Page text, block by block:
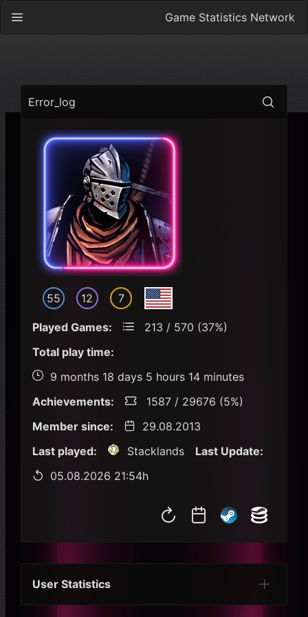
Game Statistics Network
Error_log
55 12 7
Played Games:
213 / 570 (37%)
Total play time:
9 months 18 days 5 hours 14 minutes
Achievements:
1587 / 29676 (5%)
Member since:
29.08.2013
Last played:
Stacklands
Last Update:
05.08.2026 21:54h
User Statistics